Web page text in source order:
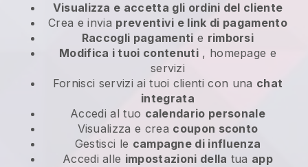
Visualizza e accetta gli ordini del cliente
Crea e invia preventivi e link di pagamento
Raccogli pagamenti e rimborsi
Modifica i tuoi contenuti, homepage e
servizi
Fornisci servizi ai tuoi clienti con una chat
integrata
Accedi al tuo calendario personale
Visualizza e crea coupon sconto
Gestisci le campagne di influenza
Accedi alle impostazioni della tua app